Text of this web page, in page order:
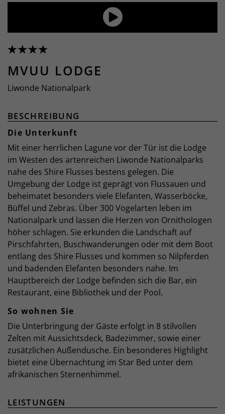
MVUU LODGE
Liwonde Nationalpark
BESCHREIBUNG
Die Unterkunft
Mit einer herrlichen Lagune vor der Tür ist die Lodge
im Westen des artenreichen Liwonde Nationalparks
nahe des Shire Flusses bestens gelegen. Die
Umgebung der Lodge ist geprägt von Flussauen und
beheimatet besonders viele Elefanten, Wasserböcke,
Büffel und Zebras. Über 300 Vogelarten leben im
Nationalpark und lassen die Herzen von Ornithologen
höher schlagen. Sie erkunden die Landschaft auf
Pirschfahrten, Buschwanderungen oder mit dem Boot
entlang des Shire Flusses und kommen so Nilpferden
und badenden Elefanten besonders nahe. Im
Hauptbereich der Lodge befinden sich die Bar, ein
Restaurant, eine Bibliothek und der Pool.
So wohnen Sie
Die Unterbringung der Gäste erfolgt in 8 stilvollen
Zelten mit Aussichtsdeck, Badezimmer, sowie einer
zusätzlichen Außendusche. Ein besonderes Highlight
bietet eine Übernachtung im Star Bed unter dem
afrikanischen Sternenhimmel.
LEISTUNGEN